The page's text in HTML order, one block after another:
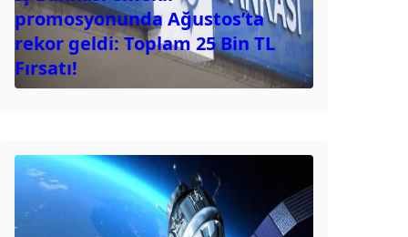
promosyonunda Ağustos’ta
rekor geldi: Toplam 25 Bin TL
Fırsatı!